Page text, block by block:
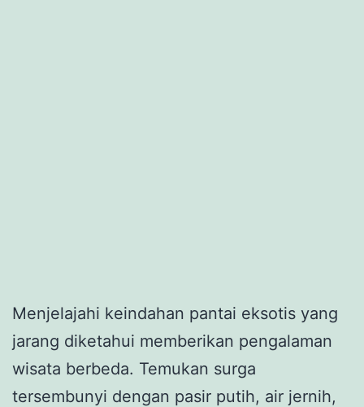
Menjelajahi keindahan pantai eksotis yang
jarang diketahui memberikan pengalaman
wisata berbeda. Temukan surga
tersembunyi dengan pasir putih, air jernih,